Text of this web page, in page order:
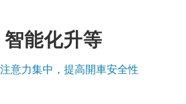
智能化升等
意力集中，提高開車安全性